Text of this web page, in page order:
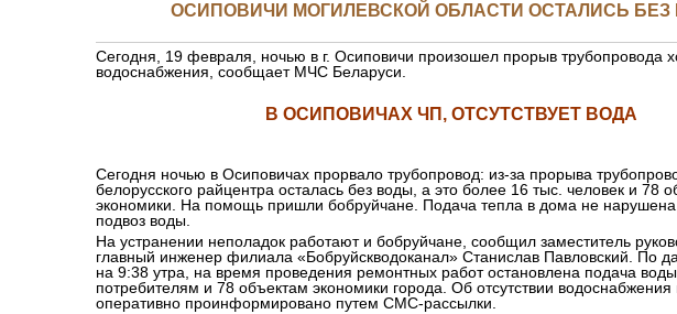
ОСИПОВИЧИ МОГИЛЕВСКОЙ ОБЛАСТИ ОСТАЛИСЬ БЕЗ
Сегодня, 19 февраля, ночью в г. Осиповичи произошел прорыв трубопровода
водоснабжения, сообщает МЧС Беларуси.
В ОСИПОВИЧАХ ЧП, ОТСУТСТВУЕТ ВОДА
Сегодня ночью в Осиповичах прорвало трубопровод: из-за прорыва
белорусского райцентра осталась без воды, а это более 16 тыс. человек и 78
экономики. На помощь пришли бобруйчане. Подача тепла в дома не
подвоз воды.
На устранении неполадок работают и бобруйчане, сообщил заместитель
главный инженер филиала «Бобруйскводоканал» Станислав Павловский. По
на 9:38 утра, на время проведения ремонтных работ остановлена подача
потребителям и 78 объектам экономики города. Об отсутствии
оперативно проинформировано путем СМС-рассылки.